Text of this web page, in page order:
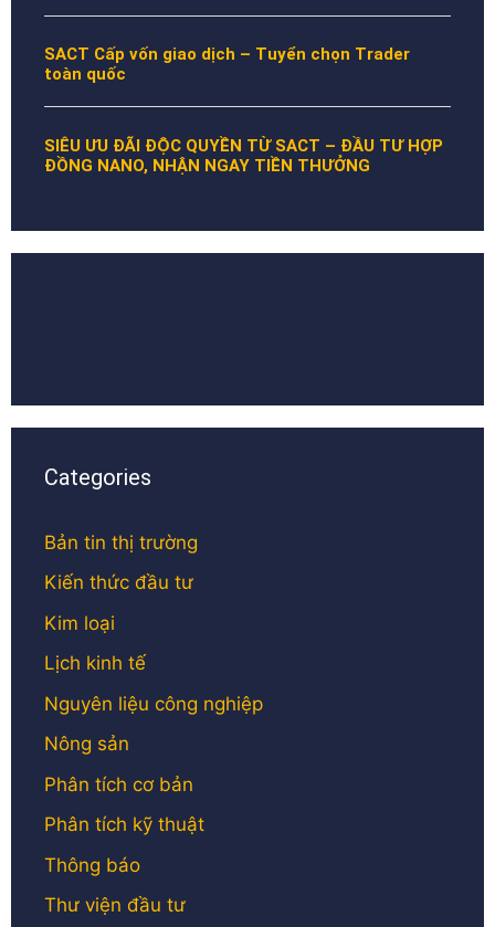
SACT Cấp vốn giao dịch – Tuyển chọn Trader
toàn quốc
SIÊU ƯU ĐÃI ĐỘC QUYỀN TỪ SACT – ĐẦU TƯ HỢP
ĐỒNG NANO, NHẬN NGAY TIỀN THƯỞNG
Categories
Bản tin thị trường
Kiến thức đầu tư
Kim loại
Lịch kinh tế
Nguyên liệu công nghiệp
Nông sản
Phân tích cơ bản
Phân tích kỹ thuật
Thông báo
Thư viện đầu tư